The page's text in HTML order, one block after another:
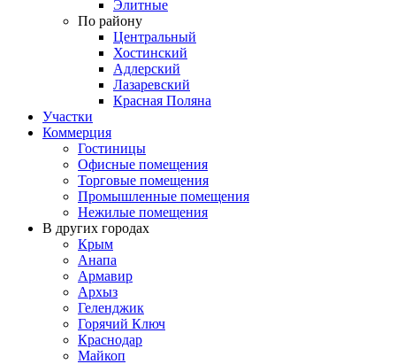
Элитные
По району
Центральный
Хостинский
Адлерский
Лазаревский
Красная Поляна
Участки
Коммерция
Гостиницы
Офисные помещения
Торговые помещения
Промышленные помещения
Нежилые помещения
В других городах
Крым
Анапа
Армавир
Архыз
Геленджик
Горячий Ключ
Краснодар
Майкоп